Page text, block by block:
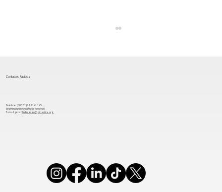
10° lugar
Contatos Rápidos
Telefone: (00 351) 218 141 145
(chamada para a rede fixa nacional)
​E-mail geral:federacao@ginastica.org